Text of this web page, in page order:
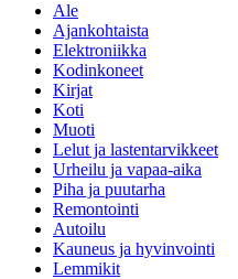
Ale
Ajankohtaista
Elektroniikka
Kodinkoneet
Kirjat
Koti
Muoti
Lelut ja lastentarvikkeet
Urheilu ja vapaa-aika
Piha ja puutarha
Remontointi
Autoilu
Kauneus ja hyvinvointi
Lemmikit